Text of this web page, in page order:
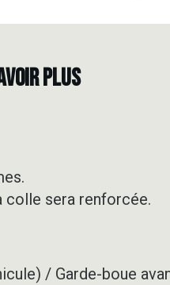
Kit
2DR12
PLUS
colle sera renforcée.
/ Garde-boue